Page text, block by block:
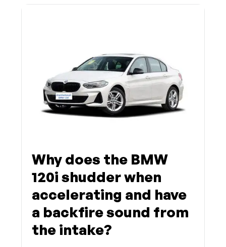
Why does the BMW
120i shudder when
accelerating and have
a backfire sound from
the intake?